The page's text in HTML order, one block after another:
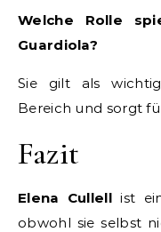
Welche Rolle
Guardiola?
Sie gilt als
Bereich und sorgt
Fazit
Elena Cullellist
obwohl sie selbst